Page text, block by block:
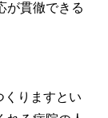
が貫徹できる
くりますとい